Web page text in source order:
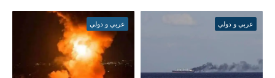
عربي و دولي عربي و دولي